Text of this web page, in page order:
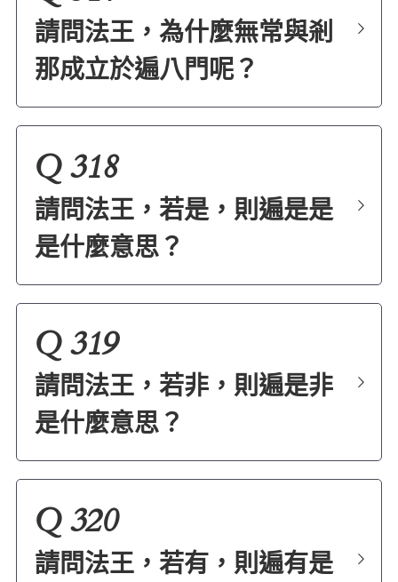
請問法王，為什麼無常與剎
那成立於遍八門呢？
Q 318
請問法王，若是，則遍是是
是什麼意思？
Q 319
請問法王，若非，則遍是非
是什麼意思？
Q 320
請問法王，若有，則遍有是